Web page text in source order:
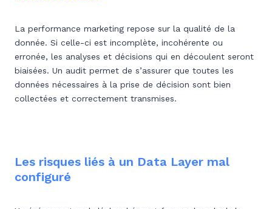
La performance marketing repose sur la qualité de la
donnée. Si celle-ci est incomplète, incohérente ou
erronée, les analyses et décisions qui en découlent seront
biaisées. Un audit permet de s’assurer que toutes les
données nécessaires à la prise de décision sont bien
collectées et correctement transmises.
Les risques liés à un Data Layer mal
configuré